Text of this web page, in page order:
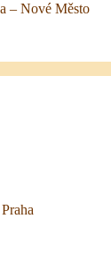
– Nové Město